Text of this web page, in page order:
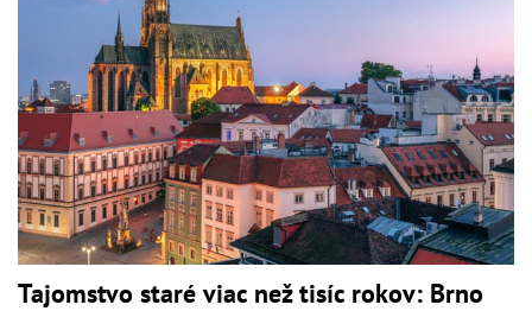
Tajomstvo staré viac než tisíc rokov: Brno